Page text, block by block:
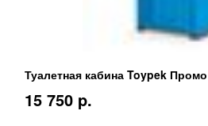
Туалетная кабина Toypek
15 750 p.